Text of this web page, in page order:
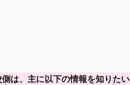
側は、主に以下の情報を知りたい